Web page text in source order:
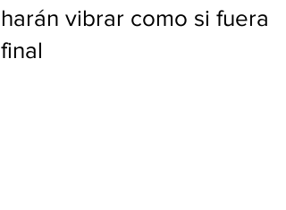
harán vibrar como si fuera
final